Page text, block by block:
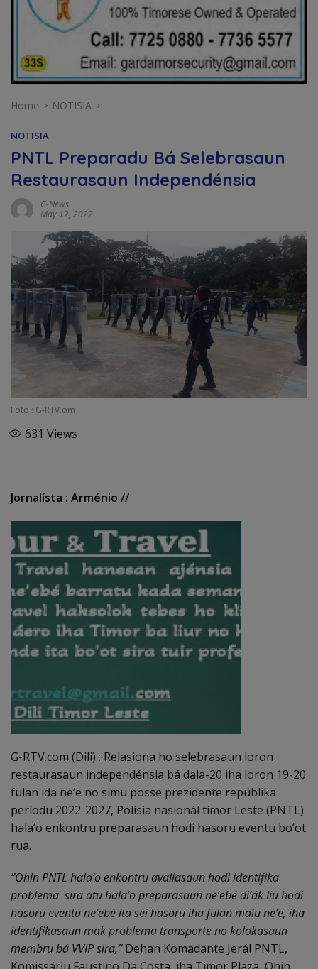
Home NOTISIA
NOTISIA
PNTL Preparadu Bá Selebrasaun
Restaurasaun Independénsia
G-News
May 12, 2022
Foto : G-RTV.om
631 Views
Jornalísta : Arménio //
G-RTV.com (Dili) : Relasiona ho selebrasaun loron
restaurasaun independénsia bá dala-20 iha loron 19-20
fulan ida ne’e no simu posse prezidente repúblika
períodu 2022-2027, Polísia nasionál timor Leste (PNTL)
hala’o enkontru preparasaun hodi hasoru eventu bo’ot
rua.
‘’Ohin PNTL hala’o enkontru avaliasaun hodi identifika
problema sira atu hala’o preparasaun ne’ebé di’ák liu hodi
hasoru eventu ne’ebé ita sei hasoru iha fulan maiu ne’e, iha
identifikasaun mak problema transporte no kolokasaun
membru bá VVIP sira,’’Dehan Komadante Jerál PNTL,